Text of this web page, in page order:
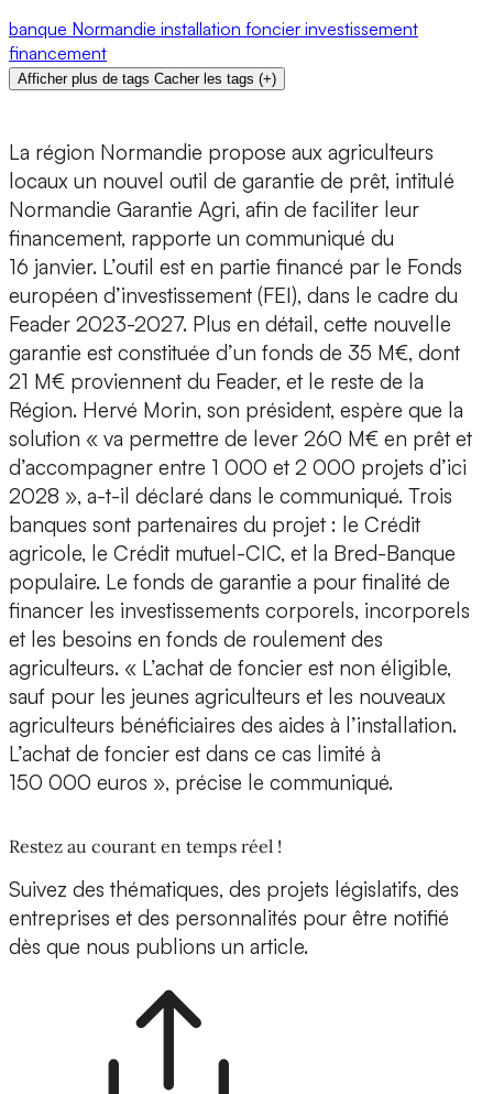
banque Normandie installation foncier investissement
financement
Afficher plus de tags Cacher les tags (+)
La région Normandie propose aux agriculteurs
locaux un nouvel outil de garantie de prêt, intitulé
Normandie Garantie Agri, afin de faciliter leur
financement, rapporte un communiqué du
16 janvier. L’outil est en partie financé par le Fonds
européen d’investissement (FEI), dans le cadre du
Feader 2023-2027. Plus en détail, cette nouvelle
garantie est constituée d’un fonds de 35 M€, dont
21 M€ proviennent du Feader, et le reste de la
Région. Hervé Morin, son président, espère que la
solution « va permettre de lever 260 M€ en prêt et
d’accompagner entre 1 000 et 2 000 projets d’ici
2028 », a-t-il déclaré dans le communiqué. Trois
banques sont partenaires du projet : le Crédit
agricole, le Crédit mutuel-CIC, et la Bred-Banque
populaire. Le fonds de garantie a pour finalité de
financer les investissements corporels, incorporels
et les besoins en fonds de roulement des
agriculteurs. « L’achat de foncier est non éligible,
sauf pour les jeunes agriculteurs et les nouveaux
agriculteurs bénéficiaires des aides à l’installation.
L’achat de foncier est dans ce cas limité à
150 000 euros », précise le communiqué.
Restez au courant en temps réel !
Suivez des thématiques, des projets législatifs, des
entreprises et des personnalités pour être notifié
dès que nous publions un article.